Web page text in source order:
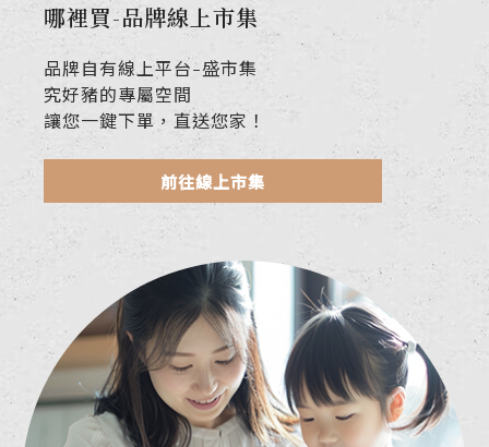
哪裡買-品牌線上市集
品牌自有線上平台-盛市集
究好豬的專屬空間
讓您一鍵下單，直送您家！
前往線上市集